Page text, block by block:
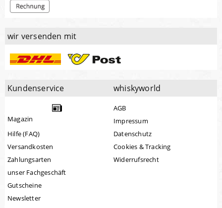
wir versenden mit
Kundenservice
Magazin
Hilfe (FAQ)
Versandkosten
Zahlungsarten
unser Fachgeschäft
Gutscheine
Newsletter
whiskyworld
AGB
Impressum
Datenschutz
Cookies & Tracking
Widerrufsrecht